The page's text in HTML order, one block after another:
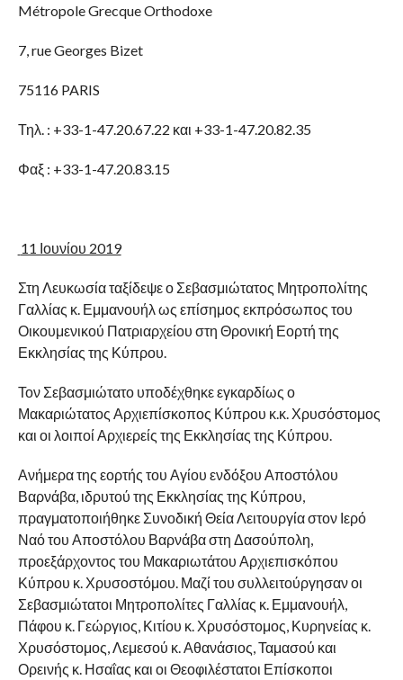
Métropole Grecque Orthodoxe
7, rue Georges Bizet
75116 PARIS
Τηλ. : +33-1-47.20.67.22 και +33-1-47.20.82.35
Φαξ : +33-1-47.20.83.15
11 Ιουνίου 2019
Στη Λευκωσία ταξίδεψε ο Σεβασμιώτατος Μητροπολίτης
Γαλλίας κ. Εμμανουήλ ως επίσημος εκπρόσωπος του
Οικουμενικού Πατριαρχείου στη Θρονική Εορτή της
Εκκλησίας της Κύπρου.
Τον Σεβασμιώτατο υποδέχθηκε εγκαρδίως ο
Μακαριώτατος Αρχιεπίσκοπος Κύπρου κ.κ. Χρυσόστομος
και οι λοιποί Αρχιερείς της Εκκλησίας της Κύπρου.
Ανήμερα της εορτής του Αγίου ενδόξου Αποστόλου
Βαρνάβα, ιδρυτού της Εκκλησίας της Κύπρου,
πραγματοποιήθηκε Συνοδική Θεία Λειτουργία στον Ιερό
Ναό του Αποστόλου Βαρνάβα στη Δασούπολη,
προεξάρχοντος του Μακαριωτάτου Αρχιεπισκόπου
Κύπρου κ. Χρυσοστόμου. Μαζί του συλλειτούργησαν οι
Σεβασμιώτατοι Μητροπολίτες Γαλλίας κ. Εμμανουήλ,
Πάφου κ. Γεώργιος, Κιτίου κ. Χρυσόστομος, Κυρηνείας κ.
Χρυσόστομος, Λεμεσού κ. Αθανάσιος, Ταμασού και
Ορεινής κ. Ησαΐας και οι Θεοφιλέστατοι Επίσκοποι